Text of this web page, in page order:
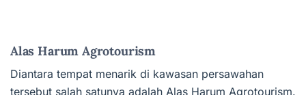
Alas Harum Agrotourism
Diantara tempat menarik di kawasan persawahan
tersebut salah satunya adalah Alas Harum Agrotourism.